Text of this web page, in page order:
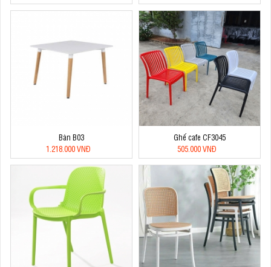
Bàn B03
1.218.000 VNĐ
Ghế cafe CF3045
505.000 VNĐ